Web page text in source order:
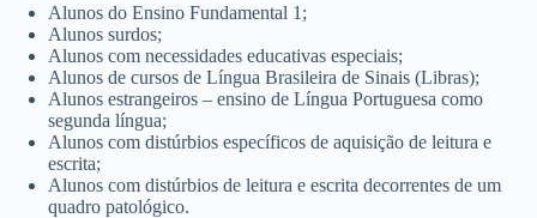
Alunos do Ensino Fundamental 1;
Alunos surdos;
Alunos com necessidades educativas especiais;
Alunos de cursos de Língua Brasileira de Sinais (Libras);
Alunos estrangeiros – ensino de Língua Portuguesa como
segunda língua;
Alunos com distúrbios específicos de aquisição de leitura e
escrita;
Alunos com distúrbios de leitura e escrita decorrentes de um
quadro patológico.